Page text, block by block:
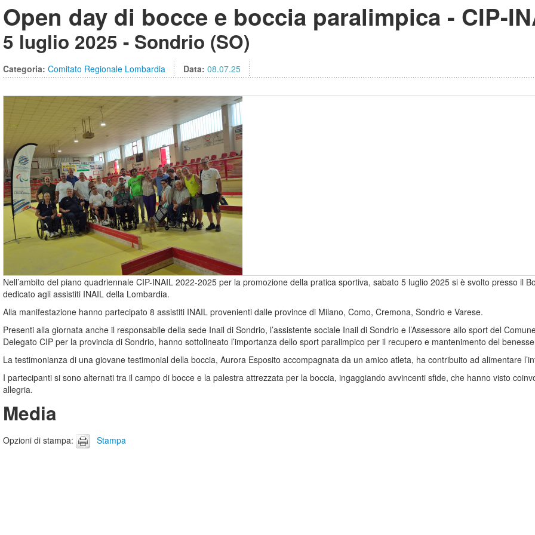
Open day di bocce e boccia paralimpica - CIP-
5 luglio 2025 - Sondrio (SO)
Categoria: Comitato Regionale Lombardia Data: 08.07.25
Nell’ambito del piano quadriennale CIP-INAIL 2022-2025 per la promozione della pratica sportiva, sabato 5 luglio 2025 si è svolto presso il
dedicato agli assistiti INAIL della Lombardia.
Alla manifestazione hanno partecipato 8 assistiti INAIL provenienti dalle province di Milano, Como, Cremona, Sondrio e Varese.
Presenti alla giornata anche il responsabile della sede Inail di Sondrio, l’assistente sociale Inail di Sondrio e l’Assessore allo sport del
Delegato CIP per la provincia di Sondrio, hanno sottolineato l’importanza dello sport paralimpico per il recupero e mantenimento del
La testimonianza di una giovane testimonial della boccia, Aurora Esposito accompagnata da un amico atleta, ha contribuito ad alimentare
I partecipanti si sono alternati tra il campo di bocce e la palestra attrezzata per la boccia, ingaggiando avvincenti sfide, che hanno visto
allegria.
Media
Opzioni di stampa: Stampa